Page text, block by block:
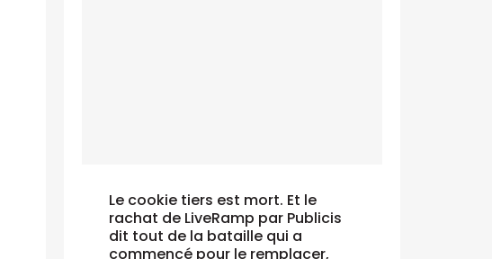
Le cookie tiers est mort. Et le
rachat de LiveRamp par Publicis
dit tout de la bataille qui a
commencé pour le remplacer,